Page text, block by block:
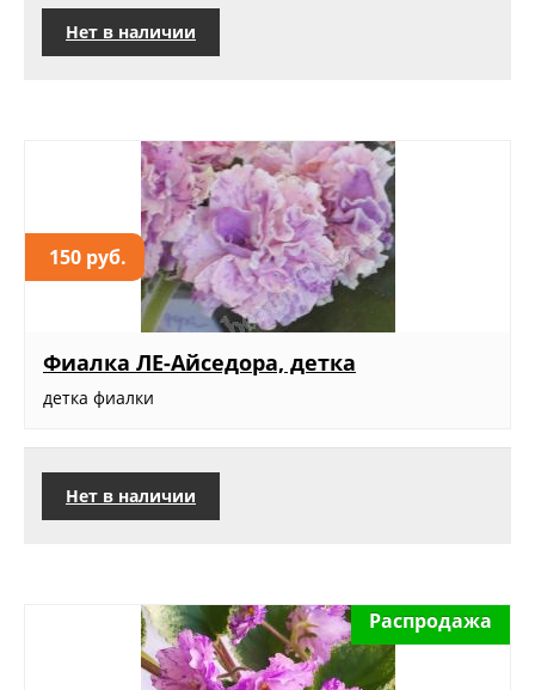
Нет в наличии
150 руб.
Фиалка ЛЕ-Айседора, детка
детка фиалки
Нет в наличии
Распродажа